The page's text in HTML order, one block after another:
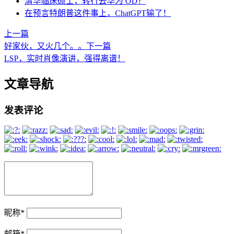
在预言特朗普这件事上，ChatGPT输了！
上一篇
好家伙，又火几个。。 下一篇
LSP，实时肖像演讲，强得离谱！
文章导航
发表评论
昵称*